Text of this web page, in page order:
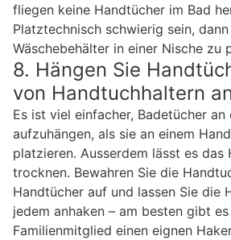
fliegen keine Handtücher im Bad
Platztechnisch schwierig sein,
Wäschebehälter in einer Nische zu
8. Hängen Sie
von Handtuchhaltern
Es ist viel einfacher, Badetücher an
aufzuhängen, als sie an einem
platzieren. Ausserdem lässt es das
trocknen. Bewahren Sie die
Handtücher auf und lassen Sie die
jedem anhaken – am besten gibt
Familienmitglied einen eignen